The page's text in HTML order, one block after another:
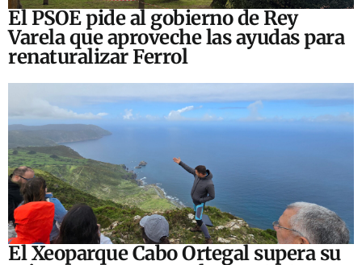
El PSOE pide al gobierno de Rey
Varela que aproveche las ayudas para
renaturalizar Ferrol
El Xeoparque Cabo Ortegal supera su